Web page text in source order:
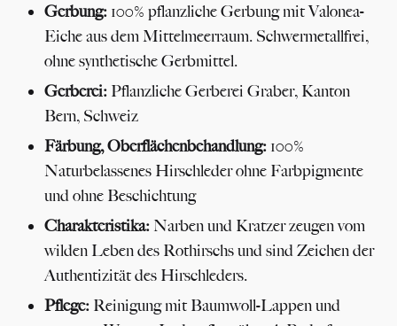
Gerbung: 100% pflanzliche Gerbung mit Valonea-
Eiche aus dem Mittelmeerraum. Schwermetallfrei,
ohne synthetische Gerbmittel.
Gerberei: Pflanzliche Gerberei Graber, Kanton
Bern, Schweiz
Färbung, Oberflächenbehandlung: 100%
Naturbelassenes Hirschleder ohne Farbpigmente
und ohne Beschichtung
Charakteristika: Narben und Kratzer zeugen vom
wilden Leben des Rothirschs und sind Zeichen der
Authentizität des Hirschleders.
Pflege: Reinigung mit Baumwoll-Lappen und